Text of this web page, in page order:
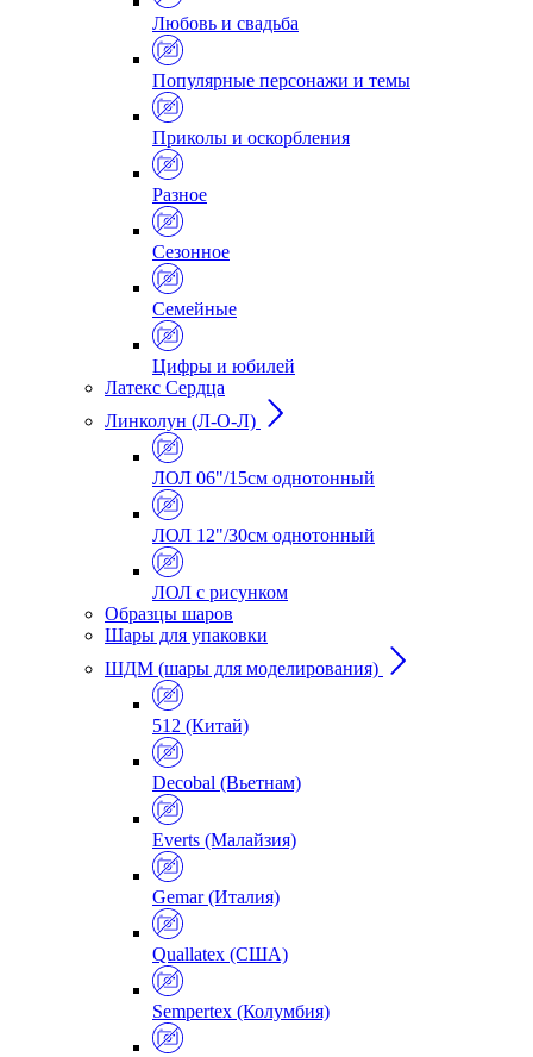
Любовь и свадьба
Популярные персонажи и темы
Приколы и оскорбления
Разное
Сезонное
Семейные
Цифры и юбилей
Латекс Сердца
Линколун (Л-О-Л)
ЛОЛ 06"/15см однотонный
ЛОЛ 12"/30см однотонный
ЛОЛ с рисунком
Образцы шаров
Шары для упаковки
ШДМ (шары для моделирования)
512 (Китай)
Decobal (Вьетнам)
Everts (Малайзия)
Gemar (Италия)
Quallatex (США)
Sempertex (Колумбия)